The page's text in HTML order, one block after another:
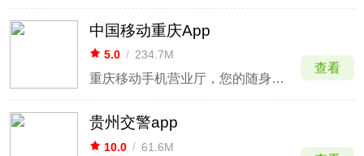
中国移动重庆App
5.0 / 234.7M
重庆移动手机营业厅，您的随身营业厅
查看
贵州交警app
10.0 / 61.6M